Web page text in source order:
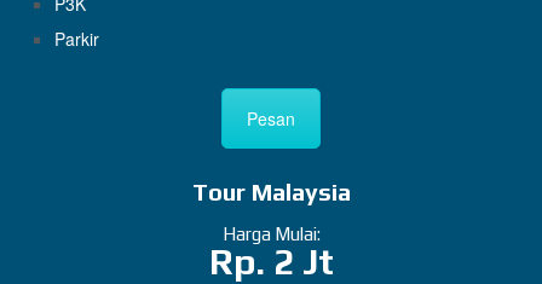
Parkir
Pesan
Tour Malaysia
Harga Mulai:
Rp. 2 Jt